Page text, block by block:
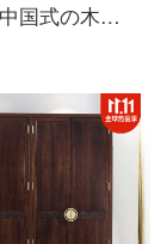
冠唐轩新中国式の木の化粧台の寝室の化粧台の四角な腰掛けは鏡の組み合わせの民宿の別荘の主な寝室の禅意の家具を組み合わせて注文して化粧台を作る。